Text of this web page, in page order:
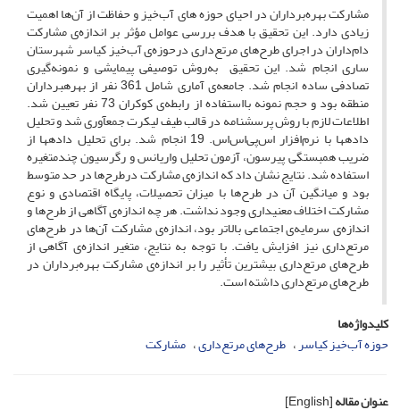
مشارکت بهره‌برداران در احیای حوزه­ های آب‌خیز و حفاظت از آن‌ها اهمیت
زیادی دارد. این تحقیق با هدف بررسی عوامل مؤثر بر اندازه‌ی مشارکت
دام‌داران در اجرای طرح‌های مرتع‌داری درحوزه‌ی آب‌خیز کیاسر شهرستان
ساری انجام شد. این تحقیق به‌روش توصیفی پیمایشی و نمونه‌گیری
تصادفی ساده انجام شد. جامعه‌ی آماری شامل 361 نفر از بهره­برداران
منطقه بود و حجم نمونه بااستفاده از رابطه‌‌ی کوکران 73 نفر تعیین شد.
اطلاعات لازم با روش پرسشنامه در قالب طیف لیکرت جمع­آوری شد و ‌تحلیل
داده­ها با نرم‌افزار اس‌پی‌اس‌اس. 19 انجام شد. برای تحلیل داده­ها از
ضریب همبستگی پیرسون، آزمون تحلیل واریانس و رگرسیون چندمتغیره
استفاده شد. نتایج نشان داد که اندازه‌ی مشارکت درطرح‌ها در حد متوسط
بود و میانگین آن در طرح‌ها با میزان تحصیلات، پایگاه اقتصادی و نوع
مشارکت اختلاف معنی­داری وجود نداشت. هر چه اندازه‌ی آگاهی از طرح‌ها و
اندازه‌ی سرمایه‌ی اجتماعی بالاتر بود، اندازه‌ی مشارکت آن‌ها در طرح‌های
مرتع‌داری نیز افزایش یافت. با توجه به نتایج، متغیر اندازه‌ی آگاهی از
طرح‌های مرتع‌داری بیشترین تأثیر را بر اندازه‌ی مشارکت بهره‌برداران در
طرح‌های مرتع‌داری داشته است.
کلیدواژه‌ها
حوزه آب‌خیز کیاسر طرح‌های مرتع‌داری مشارکت
عنوان مقاله[English]